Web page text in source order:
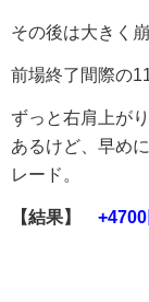
その後は大きく
前場終了間際の
ずっと右肩上が
あるけど、早め
レード。
【結果】